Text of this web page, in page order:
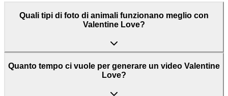
Quali tipi di foto di animali funzionano meglio con
Valentine Love?
Quanto tempo ci vuole per generare un video Valentine
Love?